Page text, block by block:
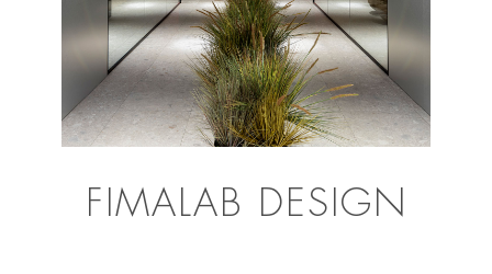
FIMALAB DESIGN